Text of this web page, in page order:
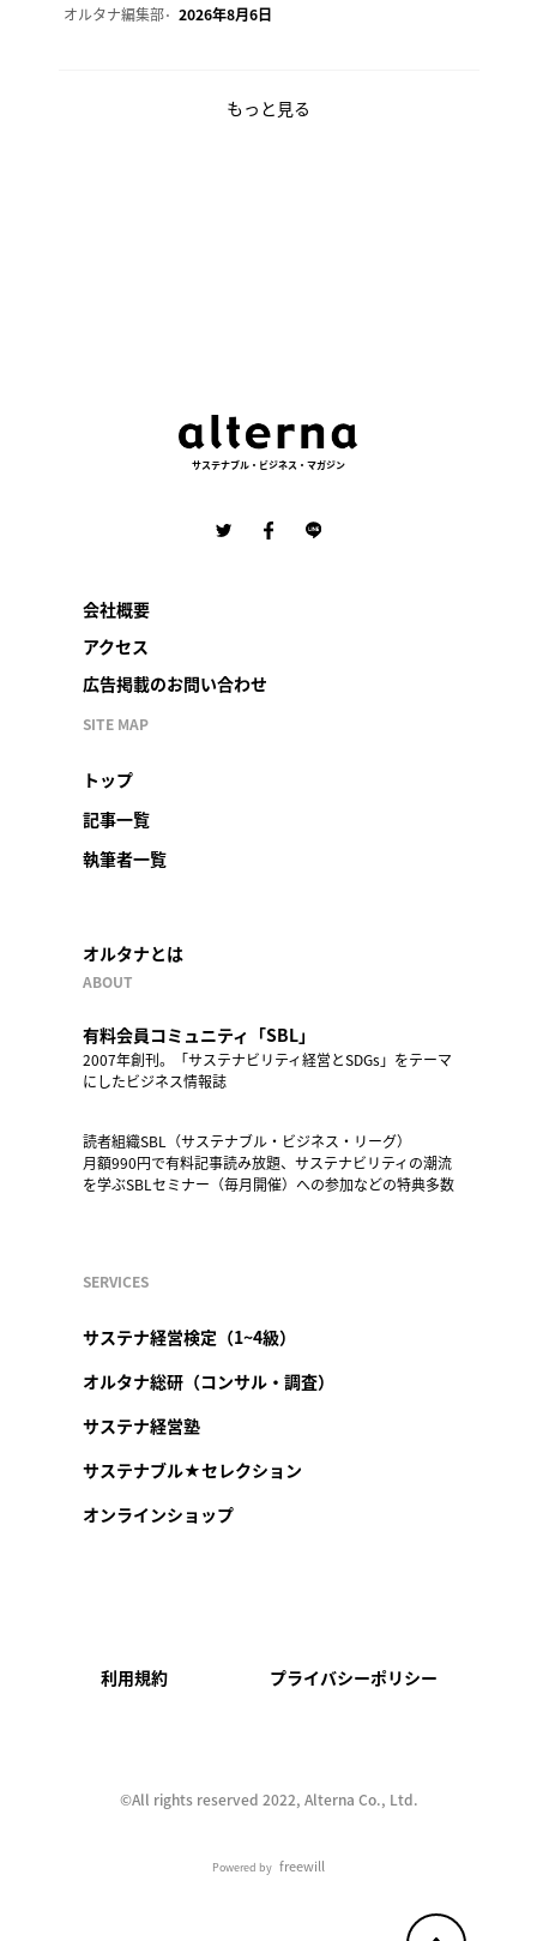
オルタナ編集部 2026年8月6日
もっと見る
サステナブル・ビジネス・マガジン
会社概要
アクセス
広告掲載のお問い合わせ
SITE MAP
トップ
記事一覧
執筆者一覧
オルタナとは
ABOUT
有料会員コミュニティ「SBL」
2007年創刊。「サステナビリティ経営とSDGs」をテーマ
にしたビジネス情報誌
読者組織SBL（サステナブル・ビジネス・リーグ）
月額990円で有料記事読み放題、サステナビリティの潮流
を学ぶSBLセミナー（毎月開催）への参加などの特典多数
SERVICES
サステナ経営検定（1~4級）
オルタナ総研（コンサル・調査）
サステナ経営塾
サステナブル★セレクション
オンラインショップ
利用規約 プライバシーポリシー
©︎All rights reserved 2022, Alterna Co., Ltd.
Powered by freewill